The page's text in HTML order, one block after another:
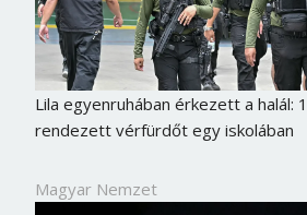
Lila egyenruhában érkezett a halál:
rendezett vérfürdőt egy iskolában
Magyar Nemzet